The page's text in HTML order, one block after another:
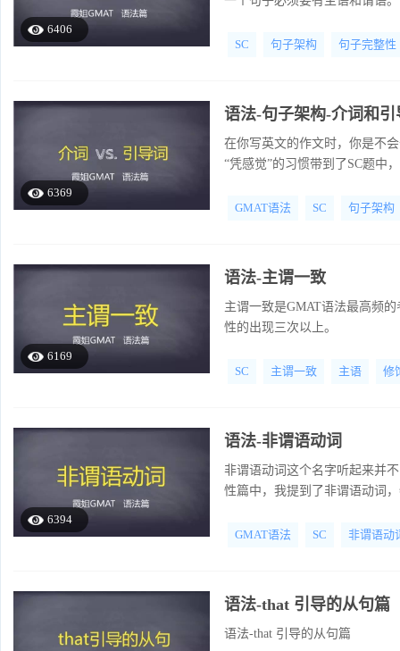
6406
SC 句子架构 句子完整性
6369
语法-句子架构-介词和引
在你写英文的作文时，你是不
“凭感觉”的习惯带到了SC题中
GMAT语法 SC 句子架构
6169
语法-主谓一致
主谓一致是GMAT语法最高频
性的出现三次以上。
SC 主谓一致 主语 修
6394
语法-非谓语动词
非谓语动词这个名字听起来并
性篇中，我提到了非谓语动词
GMAT语法
SC 非谓语动
语法-that 引导的从句篇
语法-that 引导的从句篇